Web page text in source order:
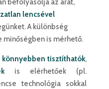
befolyásolja az árat,
lencsével
A különbség
minőségben is mérhető.
könnyebben tisztíthatók,
is elérhetőek (pl.
technológia sokkal